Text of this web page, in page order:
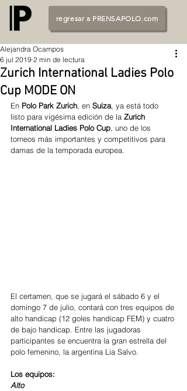
regresar a PRENSAPOLO.com
Zurich International Ladies Polo
Cup MODE ON
Alejandra Ocampos
6 jul 2019 2 min de lectura
En Polo Park Zurich, en Suiza, ya está todo
listo para vigésima edición de la Zurich
International Ladies Polo Cup, uno de los
torneos más importantes y competitivos para
damas de la temporada europea.
El certamen, que se jugará el sábado 6 y el
domingo 7 de julio, contará con tres equipos de
alto handicap (12 goles handicap FEM) y cuatro
de bajo handicap. Entre las jugadoras
participantes se encuentra la gran estrella del
polo femenino, la argentina Lia Salvo.
Los equipos:
Alto